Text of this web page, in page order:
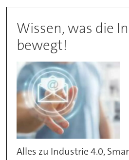
Wissen, was die
bewegt!
Alles zu Industrie 4.0,